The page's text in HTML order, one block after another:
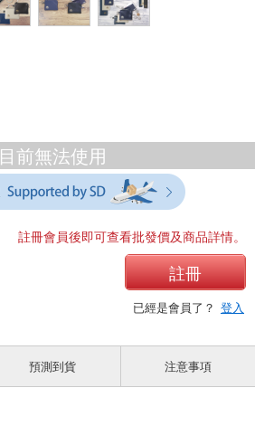
目前無法使用
註冊會員後即可查看批發價及商品詳情。
註冊
已經是會員了？ 登入
預測到貨 注意事項